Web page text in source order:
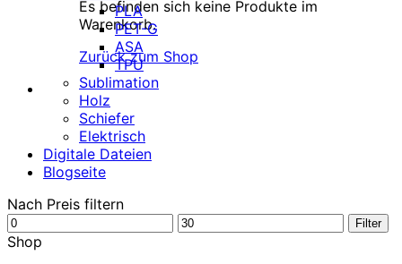
Es befinden sich keine Produkte im
Warenkorb.
Zurück zum Shop
PLA
PET-G
ASA
TPU
Sublimation
Holz
Schiefer
Elektrisch
Digitale Dateien
Blogseite
Nach Preis filtern
Min.
Preis
Max.
Filter
Shop